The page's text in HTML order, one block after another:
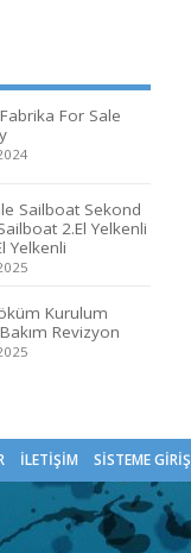
Fabrika For Sale
Sailboat Sekond
2.El Yelkenli
Yelkenli
Kurulum
Revizyon
İLETİŞİM SİSTEME GİRİŞ